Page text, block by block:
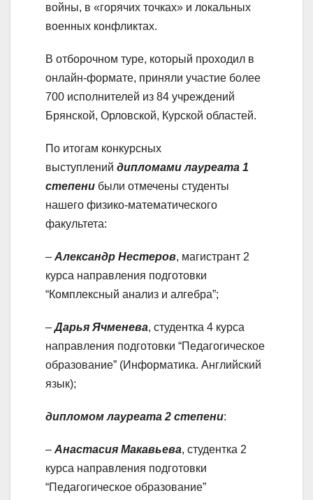
войны, в «горячих точках» и локальных
военных конфликтах.
В отборочном туре, который проходил в
онлайн-формате, приняли участие более
700 исполнителей из 84 учреждений
Брянской, Орловской, Курской областей.
По итогам конкурсных
выступлений дипломами лауреата 1
степени были отмечены студенты
нашего физико-математического
факультета:
– Александр Нестеров, магистрант 2
курса направления подготовки
“Комплексный анализ и алгебра”;
–Дарья Ячменева, студентка 4 курса
направления подготовки “Педагогическое
образование” (Информатика. Английский
язык);
дипломом лауреата 2 степени:
– Анастасия Макавьева, студентка 2
курса направления подготовки
“Педагогическое образование”